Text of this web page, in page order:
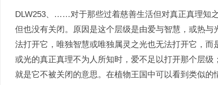
DLW253、……对于那些过着慈善生活但对真正真理知
但也没有关闭。原因是这个层级是由爱与智慧，或热
法打开它，唯独智慧或唯独属灵之光也无法打开它，
或光的真正真理不为人所知时，爱不足以打开那个层
就是它不被关闭的意思。在植物王国中可以看到类似